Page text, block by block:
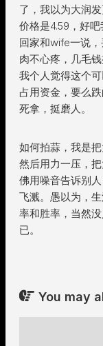
了，我以为大润
价格是4.59，好吧
回家和wife一说
肉不心疼，几毛钱
我个人觉得这个
占用资金，要么
死拿，挺磨人。
如何拍蒜，我是
然后用力一压，
佛用噪音告诉别
飞溅。愚以为，
率和胜率，当然
已。
You may